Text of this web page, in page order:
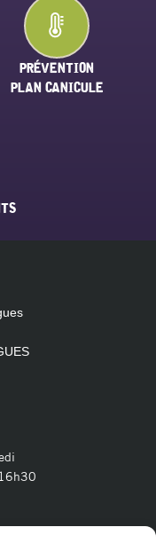
PRÉVENTION
PLAN CANICULE